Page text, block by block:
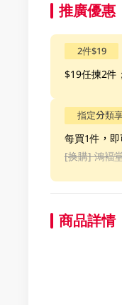
推廣優惠
2件$19
$19任揀2件
指定分類
每買1件，
[换購] 鴻褔
商品詳情